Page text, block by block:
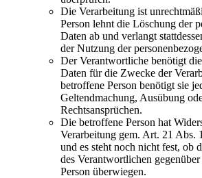
Die Verarbeitung ist
Person lehnt die Löschung der
Daten ab und verlangt
der Nutzung der
Der Verantwortliche benötigt
Daten für die Zwecke der
betroffene Person benötigt sie
Geltendmachung, Ausübung
Rechtsansprüchen.
Die betroffene Person hat
Verarbeitung gem. Art. 21 Abs.
und es steht noch nicht fest, ob
des Verantwortlichen
Person überwiegen.